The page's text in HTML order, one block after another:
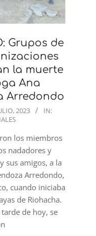
Grupos de
la muerte
Ana
Arredondo
2023
IN:
los miembros
nadadores y
sus amigos, a la
Arredondo,
cuando iniciaba
de Riohacha.
de hoy, se